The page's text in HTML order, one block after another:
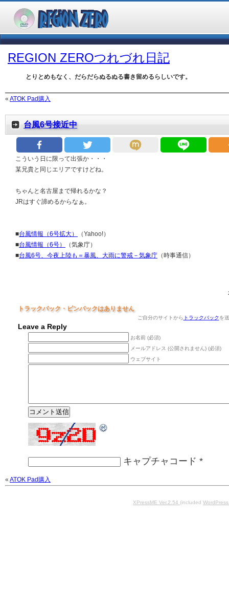
REGION ZEROつれづれ日記
とりとめもなく、だらだらぬるぬる書き留めるらしいです。
« ATOK Pad購入
台風6号接近中
こういう日に限って出張か・・・
某兄貴と同じエリアですけどね。
ちゃんと名古屋まで帰れるかな？
JRはすぐ諦めるからなぁ。
■台風情報（6号拡大）
（Yahoo!）
■台風情報（6号）
（気象庁）
■台風6号、今夜上陸も＝暴風、大雨に警戒－気象庁 （時事通信）
トラックバック・ピンバックはありません
ご自分のサイトから トラックバックを
Leave a Reply
お名前 (必須)
メールアドレス (公開されません) (必須)
ウェブサイト
キャプチャコード *
« ATOK Pad購入
XPressME Ver.2.54 (included